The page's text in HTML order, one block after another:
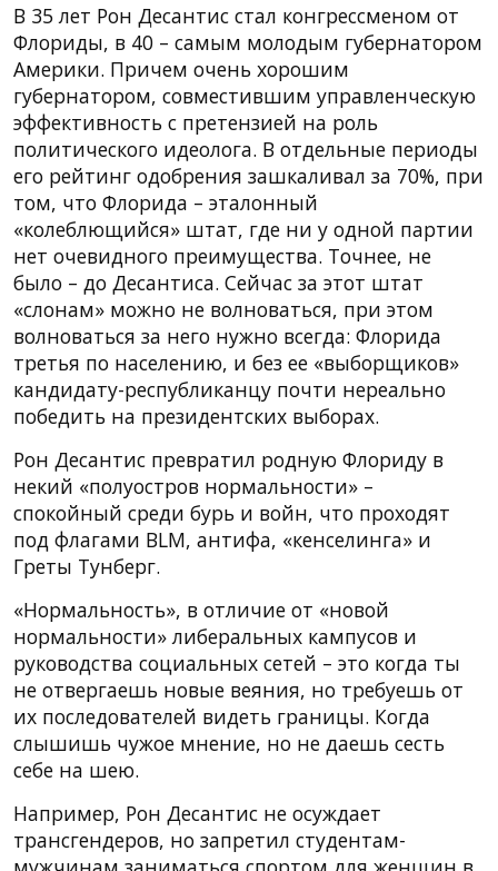
В 35 лет Рон Десантис стал конгрессменом от
Флориды, в 40 – самым молодым губернатором
Америки. Причем очень хорошим
губернатором, совместившим управленческую
эффективность с претензией на роль
политического идеолога. В отдельные периоды
его рейтинг одобрения зашкаливал за 70%, при
том, что Флорида – эталонный
«колеблющийся» штат, где ни у одной партии
нет очевидного преимущества. Точнее, не
было – до Десантиса. Сейчас за этот штат
«слонам» можно не волноваться, при этом
волноваться за него нужно всегда: Флорида
третья по населению, и без ее «выборщиков»
кандидату-республиканцу почти нереально
победить на президентских выборах.
Рон Десантис превратил родную Флориду в
некий «полуостров нормальности» –
спокойный среди бурь и войн, что проходят
под флагами BLM, антифа, «кенселинга» и
Греты Тунберг.
«Нормальность», в отличие от «новой
нормальности» либеральных кампусов и
руководства социальных сетей – это когда ты
не отвергаешь новые веяния, но требуешь от
их последователей видеть границы. Когда
слышишь чужое мнение, но не даешь сесть
себе на шею.
Например, Рон Десантис не осуждает
трансгендеров, но запретил студентам-